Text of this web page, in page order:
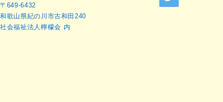
〒649-6432
和歌山県紀の川市古和田240
社会福祉法人檸檬会 内